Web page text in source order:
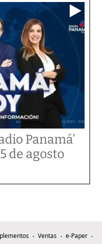
Panamá’
de agosto
Ventas
e-Paper